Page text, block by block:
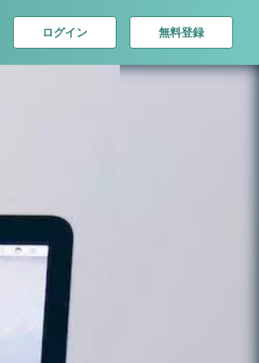
ログイン 無料登録